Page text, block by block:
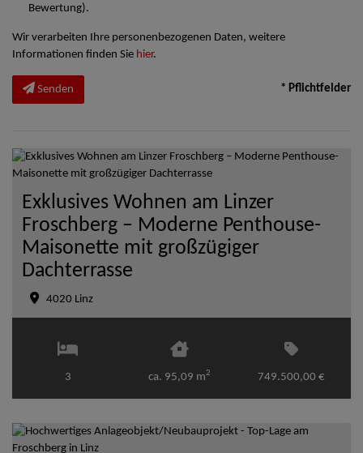
Bewertung).
Wir verarbeiten Ihre personenbezogenen Daten, weitere
Informationen finden Sie hier.
Senden * Pflichtfelder
Exklusives Wohnen am Linzer
Froschberg – Moderne Penthouse-
Maisonette mit großzügiger
Dachterrasse
4020 Linz
3 ca. 95,09 m2 749.500,00 €